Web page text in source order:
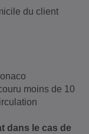
du client
moins de 10
dans le cas de